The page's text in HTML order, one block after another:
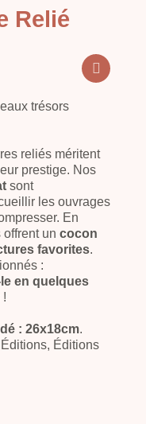
Relié
trésors
reliés méritent
prestige. Nos
sont
les ouvrages
En
un cocon
favorites.
:
en quelques
!
: 26x18cm.
, Éditions